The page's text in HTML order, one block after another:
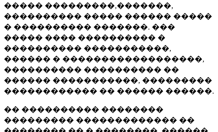
����� ���������,�������,
���������� ����� ������ �����
� ���������� �������. ���
����� ���� ���������� �
���������� �����������,
������ � ������������������,
���������� ���������� ��
������ �����������, ���������
������������ �� ������ ������.
�� ���������� ��������
��������� ������������� ��